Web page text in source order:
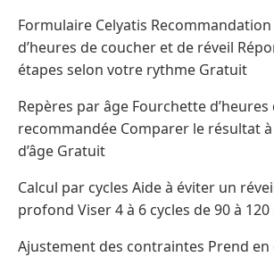
Formulaire Celyatis
d’heures de coucher et de réveil
étapes selon votre rythme Gratuit
Repères par âge Fourchette
recommandée Comparer le résultat
d’âge Gratuit
Calcul par cycles Aide à éviter un
profond Viser 4 à 6 cycles de 90 à
Ajustement des contraintes Prend